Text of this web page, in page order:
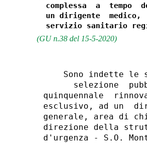
complessa  a  tempo
un dirigente  medico,
(GU n.38 del 15-5-2020)
Sono indette le
selezione
quinquennale
esclusivo, ad un
generale, area di
direzione della
d'urgenza - S.O.